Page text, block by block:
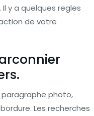
y a quelques regles
de votre
paragraphe photo,
Les recherches